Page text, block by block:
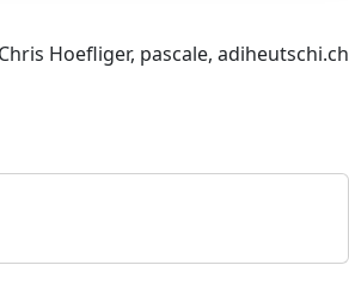
Chris Hoefliger, pascale, adiheutschi.ch